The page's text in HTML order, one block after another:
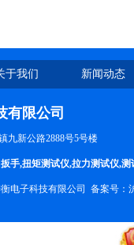
于我们 新闻动态
有限公司
九新公路2888号5号楼
手,扭矩测试仪,拉力测试仪,测
电子科技有限公司 备案号：